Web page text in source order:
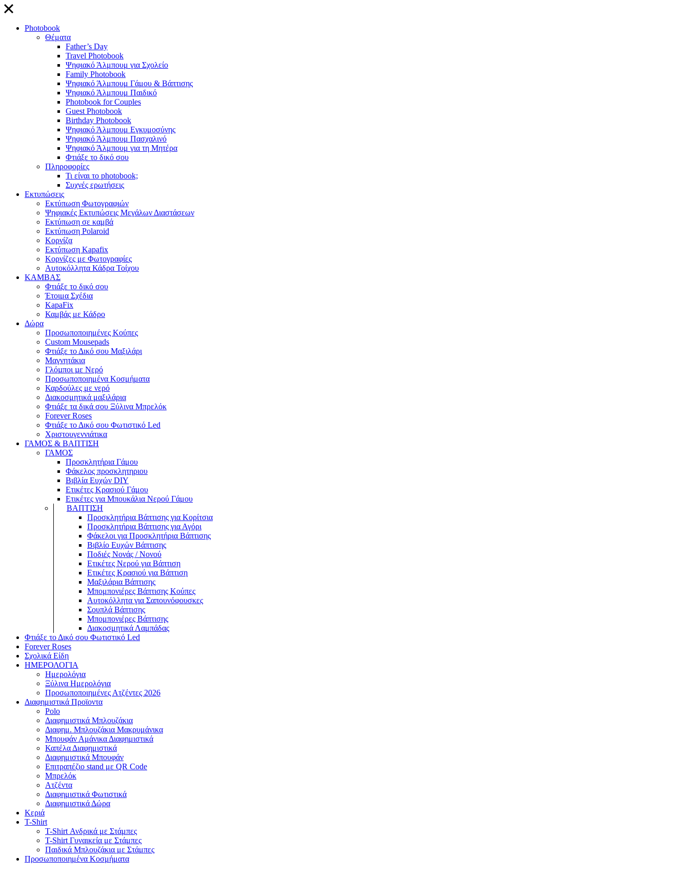
close
Photobook
Θέματα
Father’s Day
Travel Photobook
Ψηφιακό Άλμπουμ για Σχολείο
Family Photobook
Ψηφιακό Άλμπουμ Γάμου & Βάπτισης
Ψηφιακό Άλμπουμ Παιδικό
Photobook for Couples
Guest Photobook
Birthday Photobook
Ψηφιακό Άλμπουμ Εγκυμοσύνης
Ψηφιακό Άλμπουμ Πασχαλινό
Ψηφιακό Άλμπουμ για τη Μητέρα
Φτιάξε το δικό σου
Πληροφορίες
Τι είναι το photobook;
Συχνές ερωτήσεις
Εκτυπώσεις
Εκτύπωση Φωτογραφιών
Ψηφιακές Εκτυπώσεις Μεγάλων Διαστάσεων
Εκτύπωση σε καμβά
Εκτύπωση Polaroid
Κορνίζα
Εκτύπωση Kapafix
Κορνίζες με Φωτογραφίες
Αυτοκόλλητα Κάδρα Τοίχου
ΚΑΜΒΑΣ
Φτιάξε το δικό σου
Έτοιμα Σχέδια
KapaFix
Καμβάς με Κάδρο
Δώρα
Προσωποποιημένες Κούπες
Custom Mousepads
Φτιάξε το Δικό σου Μαξιλάρι
Μαγνητάκια
Γλόµποι µε Νερό
Προσωποποιημένα Κοσμήματα
Καρδούλες με νερό
Διακοσμητικά μαξιλάρια
Φτιάξε τα δικά σου Ξύλινα Μπρελόκ
Forever Roses
Φτιάξε το Δικό σου Φωτιστικό Led
Χριστουγεννιάτικα
ΓΑΜΟΣ & ΒΑΠΤΙΣΗ
ΓΑΜΟΣ
Προσκλητήρια Γάμου
Φάκελος προσκλητηριου
Βιβλία Ευχών DIY
Ετικέτες Κρασιού Γάμου
Ετικέτες για Μπουκάλια Νερού Γάμου
ΒΑΠΤΙΣΗ
Προσκλητήρια Βάπτισης για Κορίτσια
Προσκλητήρια Βάπτισης για Αγόρι
Φάκελοι για Προσκλητήρια Βάπτισης
Βιβλίο Ευχών Βάπτισης
Ποδιές Νονάς / Νονού
Ετικέτες Νερού για Βάπτιση
Ετικέτες Κρασιού για Βάπτιση
Μαξιλάρια Βάπτισης
Μπομπονιέρες Βάπτισης Κούπες
Αυτοκόλλητα για Σαπουνόφουσκες
Σουπλά Βάπτισης
Μπομπονιέρες Βάπτισης
Διακοσμητικά Λαμπάδας
Φτιάξε το Δικό σου Φωτιστικό Led
Forever Roses
Σχολικά Είδη
ΗΜΕΡΟΛΟΓΙΑ
Ημερολόγια
Ξύλινα Ημερολόγια
Προσωποποιημένες Ατζέντες 2026
Διαφημιστικά Προϊοντα
Polo
Διαφημιστικά Μπλουζάκια
Διαφημ. Μπλουζάκια Μακρυμάνικα
Μπουφάν Αμάνικα Διαφημιστικά
Καπέλα Διαφημιστικά
Διαφημιστικά Μπουφάν
Επιτραπέζιο stand με QR Code
Μπρελόκ
Ατζέντα
Διαφημιστικά Φωτιστικά
Διαφημιστικά Δώρα
Κεριά
T-Shirt
T-Shirt Ανδρικά με Στάμπες
T-Shirt Γυναικεία με Στάμπες
Παιδικά Μπλουζάκια με Στάμπες
Προσωποποιημένα Κοσμήματα